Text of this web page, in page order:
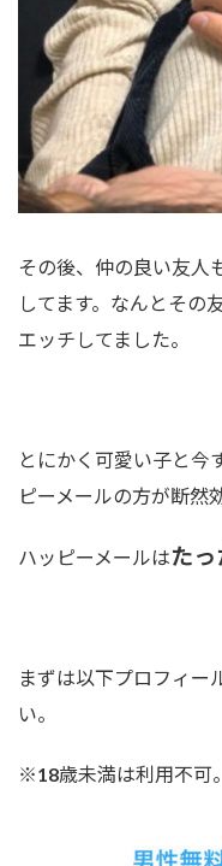
その後、仲の良い友人
してます。なんとその
エッチしてました。
とにかく可愛い子と今
ピーメールの方が断然
ハッピーメールはた
まずは以下プロフィー
い。
※18歳未満は利用不可。